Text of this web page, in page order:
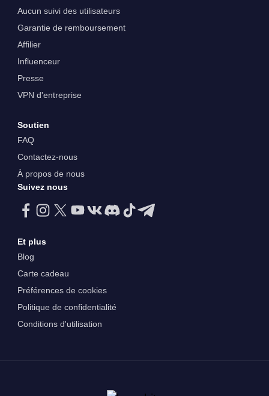
Aucun suivi des utilisateurs
Garantie de remboursement
Affilier
Influenceur
Presse
VPN d'entreprise
Soutien
FAQ
Contactez-nous
À propos de nous
Suivez nous
Et plus
Blog
Carte cadeau
Préférences de cookies
Politique de confidentialité
Conditions d'utilisation